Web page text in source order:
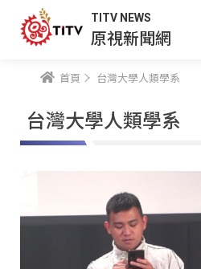
TITV NEWS
原視新聞網
首頁 台灣大學人類學系
台灣大學人類學系